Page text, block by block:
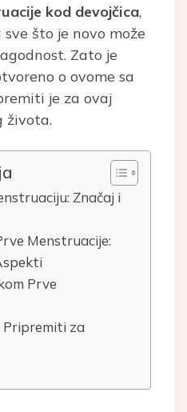
kod devojčica,
što je novo može
Zato je
o ovome sa
je za ovaj
života.
Značaj i
Menstruacije:
Prve
Pripremiti za